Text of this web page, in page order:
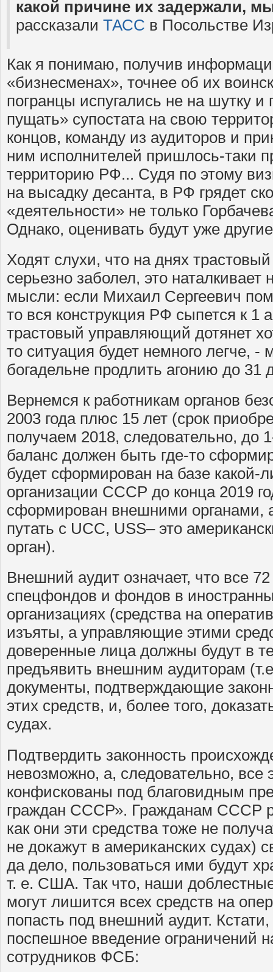
какой причине их задержали,
рассказали ТАСС в Посольстве
Как я понимаю, получив
«бизнесменах», точнее об их
погранцы испугались не на шутку и
пущать» супостата на свою
концов, команду из аудиторов и
ним исполнителей пришлось-таки
территорию РФ... Судя по этому
на высадку десанта, в РФ грядет
«деятельности» не только
Однако, оценивать будут уже
Ходят слухи, что на днях
серьезно заболел, это наталкивает
мысли: если Михаил Сергеевич
то вся конструкция РФ сыпется к 1
трастовый управляющий дотянет
то ситуация будет немного легче,
богадельне продлить агонию до 31
Вернемся к работникам органов
2003 года плюс 15 лет (срок
получаем 2018, следовательно, до
баланс должен быть где-то
будет сформирован на базе какой-
организации СССР до конца 2019
сформирован внешними органами,
путать с UCC, USS– это
орган).
Внешний аудит означает, что все
спецфондов и фондов в
организациях (средства на
изъяты, а управляющие этими
доверенные лица должны будут в
предъявить внешним аудиторам
документы, подтверждающие
этих средств, и, более того,
судах.
Подтвердить законность
невозможно, а, следовательно, все
конфискованы под благовидным
граждан СССР». Гражданам СССР
как они эти средства тоже не
не докажут в американских судах)
да дело, пользоваться ими будут
т. е. США. Так что, наши
могут лишится всех средств на
попасть под внешний аудит.
поспешное введение ограничений
сотрудников ФСБ: